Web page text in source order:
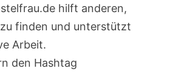
hilft anderen,
finden und unterstützt
Arbeit.
den Hashtag